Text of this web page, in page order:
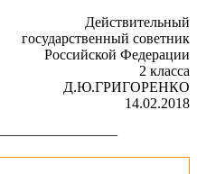
Действительный
государственный советник
Российской Федерации
2 класса
Д.Ю.ГРИГОРЕНКО
14.02.2018